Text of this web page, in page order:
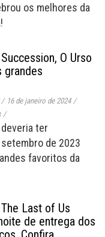
os melhores da
O Urso
grandes
/ 16 de janeiro de 2024 /
/
ter
de 2023
favoritos da
Last of Us
de entrega dos